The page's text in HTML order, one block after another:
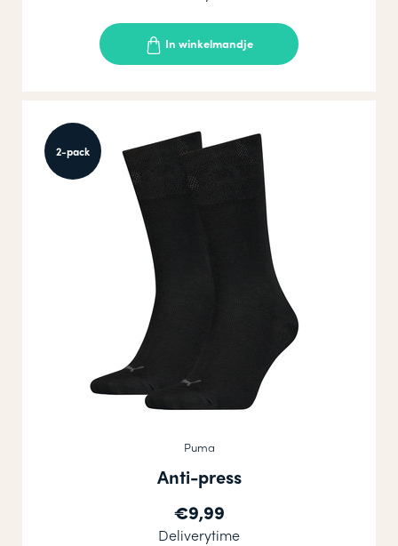
In winkelmandje
2-pack
Puma
Anti-press
€9,99
Deliverytime